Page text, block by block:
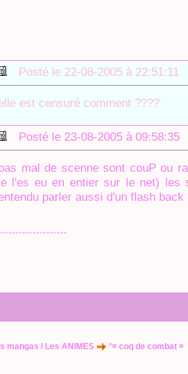
Posté le 22-08-2005 à
est censuré comment ????
Posté le 23-08-2005 à
mal de scenne sont couP ou
l'es eu en entier sur le net) les
parler aussi d'un flash back
mangas / Les ANIMES
°¤ coq de combat ¤